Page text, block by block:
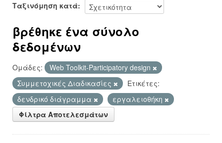
Ταξινόμηση κατά
βρέθηκε ένα σύνολο
δεδομένων
Ομάδες:
Web Toolkit-Participatory design
Συμμετοχικές Διαδικασίες
Ετικέτες:
δενδρικό διάγραμμα
εργαλειοθήκη
Φίλτρα Αποτελεσμάτων